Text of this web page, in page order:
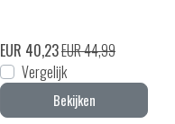
EUR 40,23EUR 44,99
Vergelijk
Bekijken